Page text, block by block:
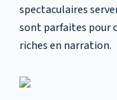
spectaculaires
sont parfaites pour
riches en narration.